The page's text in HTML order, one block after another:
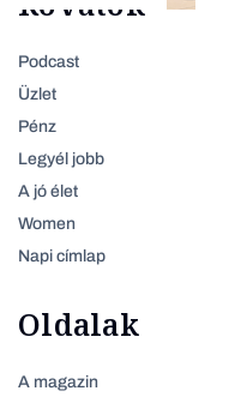
Podcast
Üzlet
Pénz
Legyél jobb
A jó élet
Women
Napi címlap
Oldalak
A magazin